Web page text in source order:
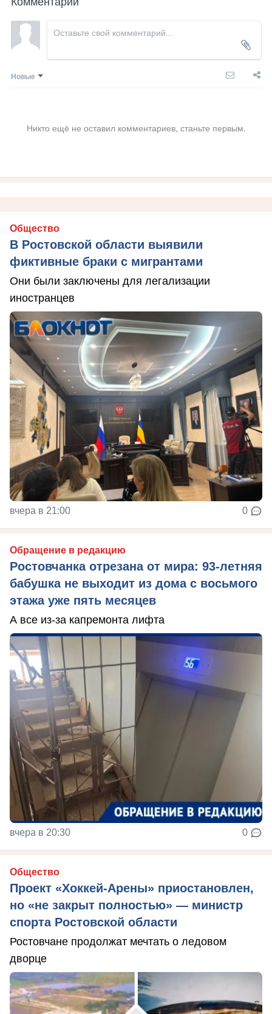
Новые
Никто ещё не оставил комментариев, станьте первым.
Общество
В Ростовской области выявили
фиктивные браки с мигрантами
Они были заключены для легализации
иностранцев
вчера в 21:00 0
Обращение в редакцию
Ростовчанка отрезана от мира: 93-летняя
бабушка не выходит из дома с восьмого
этажа уже пять месяцев
А все из-за капремонта лифта
вчера в 20:30 0
Общество
Проект «Хоккей-Арены» приостановлен,
но «не закрыт полностью» — министр
спорта Ростовской области
Ростовчане продолжат мечтать о ледовом
дворце